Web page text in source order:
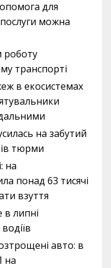
для
послуги можна
роботу
транспорті
в екосистемах
на забутий
тюрми
на
понад 63 тисячі
взуття
липні
авто: в
на